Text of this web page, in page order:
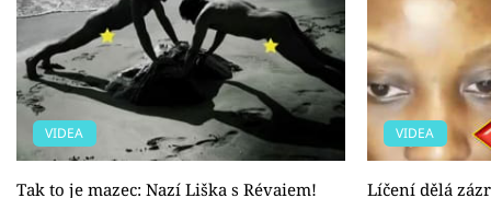
VIDEA
Tak to je mazec: Nazí Liška s Révaiem!
VIDEA
Líčení dělá